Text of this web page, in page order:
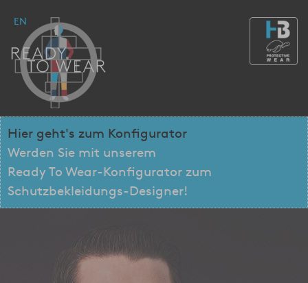
EN
Hier geht's zum Konfigurator
Werden Sie mit unserem
Ready To Wear-Konfigurator zum
Schutzbekleidungs-Designer!